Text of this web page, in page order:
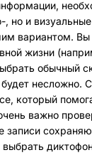
но и
вариантом.
жизни
обычный
который
важно
записи